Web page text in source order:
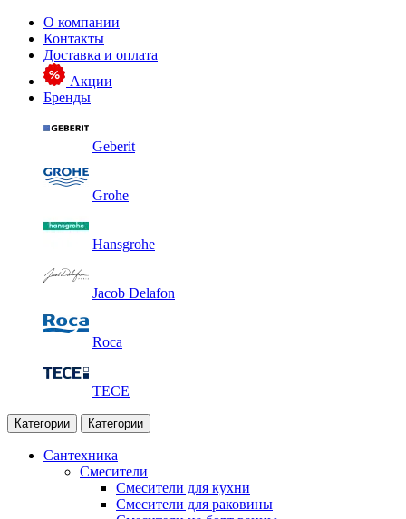
О компании
Контакты
Доставка и оплата
Акции
Бренды
Geberit
Grohe
Hansgrohe
Jacob Delafon
Roca
TECE
Категории Категории
Сантехника
Смесители
Смесители для кухни
Смесители для раковины